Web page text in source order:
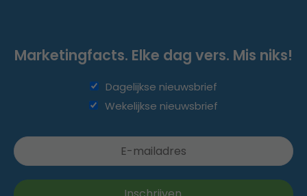
Marketingfacts. Elke dag vers. Mis niks!
Dagelijkse nieuwsbrief
Wekelijkse nieuwsbrief